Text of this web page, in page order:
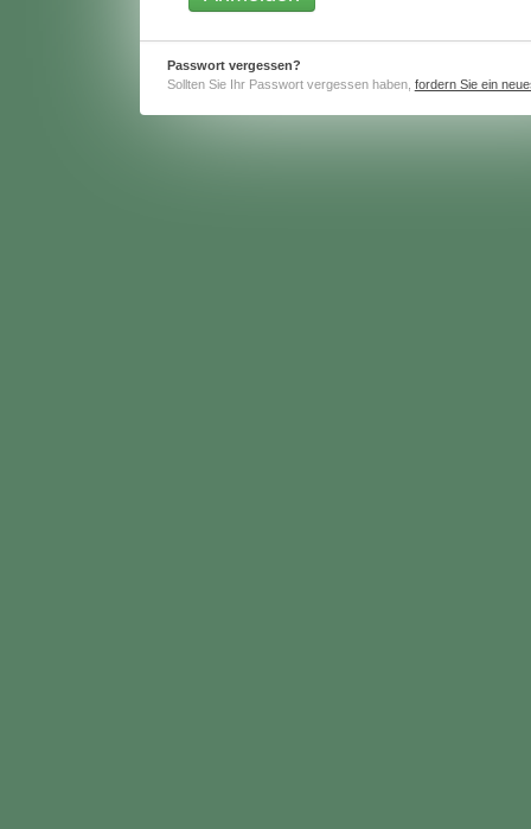
Passwort vergessen?
Sollten Sie Ihr Passwort vergessen haben, fordern Sie ein